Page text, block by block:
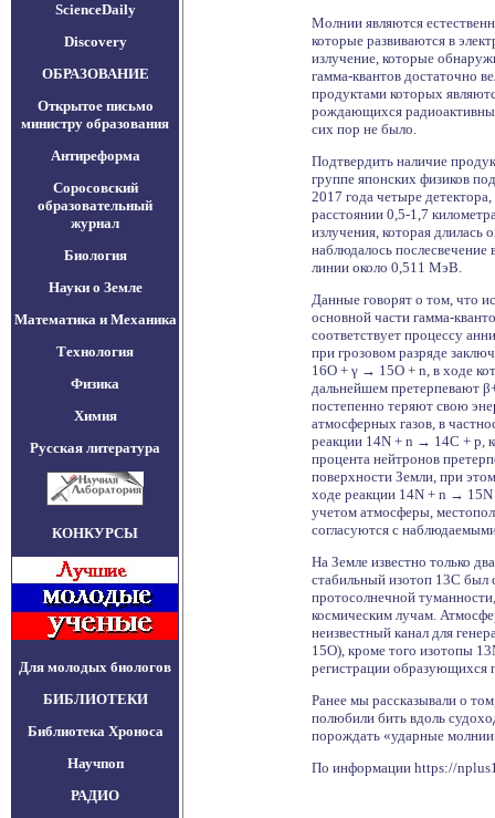
ScienceDaily
Discovery
ОБРАЗОВАНИЕ
Открытое письмо
министру образования
Антиреформа
Соросовский
образовательный
журнал
Биология
Науки о Земле
Математика и Механика
Технология
Физика
Химия
Русская литература
КОНКУРСЫ
Для молодых биологов
БИБЛИОТЕКИ
Библиотека Хроноса
Научпоп
РАДИО
Молнии являются
которые развиваются в
излучение, которые
гамма-квантов достаточно
продуктами которых
рождающихся
сих пор не было.
Подтвердить наличие
группе японских физиков
2017 года четыре
расстоянии 0,5-1,7
излучения, которая
наблюдалось послесвечение
линии около 0,511 МэВ.
Данные говорят о том, что
основной части гамма-
соответствует процессу
при грозовом разряде
16O + γ → 15O + n, в ходе
дальнейшем претерпевают
постепенно теряют свою
атмосферных газов, в
реакции 14N + n → 14C + p,
процента нейтронов
поверхности Земли, при
ходе реакции 14N + n → 15N
учетом атмосферы,
согласуются с
На Земле известно только
стабильный изотоп 13C был
протосолнечной
космическим лучам.
неизвестный канал для
15O), кроме того изотопы
регистрации образующихся
Ранее мы рассказывали о
полюбили бить вдоль
порождать «ударные
По информации https://